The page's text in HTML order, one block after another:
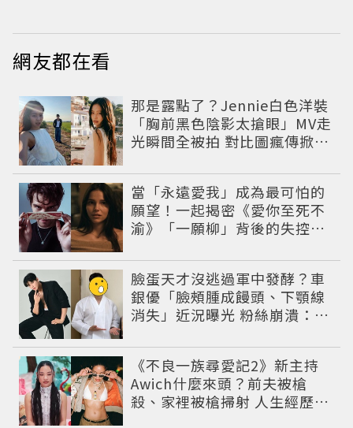
網友都在看
那是露點了？Jennie白色洋裝
「胸前黑色陰影太搶眼」MV走
光瞬間全被拍 對比圖瘋傳掀論
當「永遠愛我」成為最可怕的
願望！一起揭密《愛你至死不
渝》「一願柳」背後的失控愛
臉蛋天才沒逃過軍中發酵？車
銀優「臉頰腫成饅頭、下顎線
消失」近況曝光 粉絲崩潰：空
《不良一族尋愛記2》新主持
Awich什麼來頭？前夫被槍
殺、家裡被槍掃射 人生經歷比